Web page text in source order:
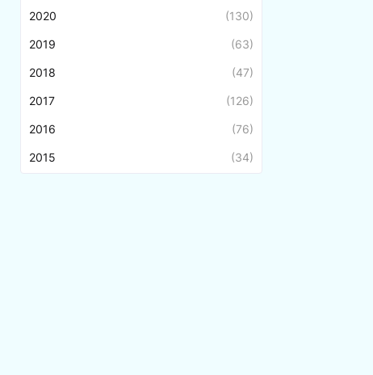
2020 (130)
2019 (63)
2018 (47)
2017 (126)
2016 (76)
2015 (34)